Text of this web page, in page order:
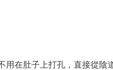
在肚子上打孔，直接從陰